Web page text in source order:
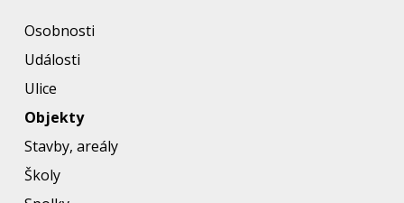
Osobnosti
Události
Ulice
Objekty
Stavby, areály
Školy